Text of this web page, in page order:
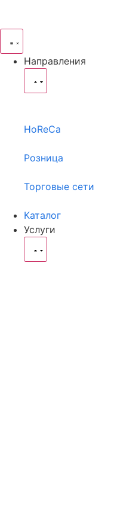
Направления
HoReCa
Розница
Торговые сети
Каталог
Услуги